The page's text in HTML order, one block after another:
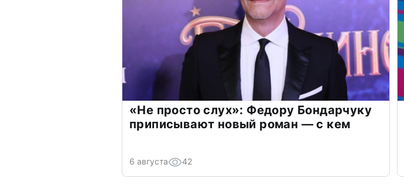
«Не просто слух»: Федору Бондарчуку
приписывают новый роман — с кем
6 августа 42